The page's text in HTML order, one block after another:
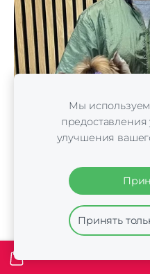
Мы
предоставления
улучшения
Принять